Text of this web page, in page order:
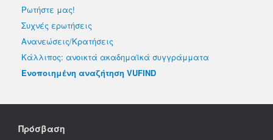
Ρωτήστε μας!
Συχνές ερωτήσεις
Ανανεώσεις/Κρατήσεις
Κάλλιπος: ανοικτά ακαδημαϊκά συγγράμματα
Ενοποιημένη αναζήτηση VUFIND
Πρόσβαση